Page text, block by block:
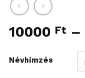
10000 Ft –
Névhímzés